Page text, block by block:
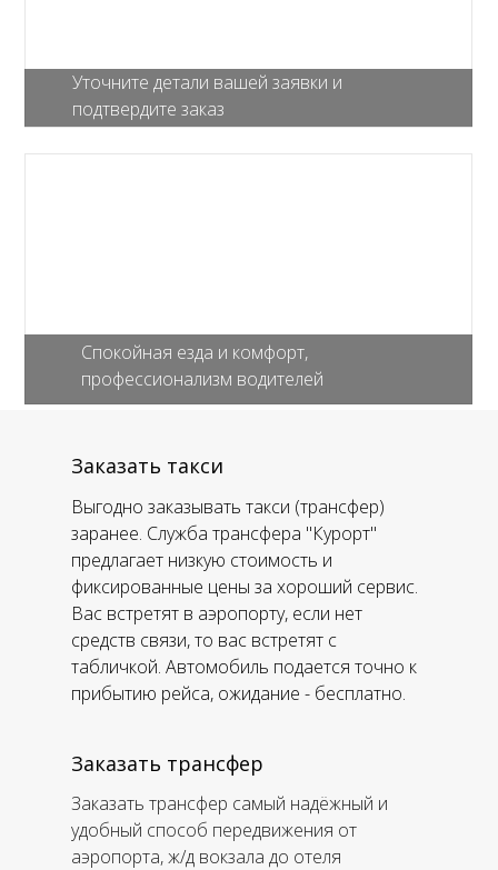
Уточните детали вашей заявки и
подтвердите заказ
Спокойная езда и комфорт,
профессионализм водителей
Заказать трансфер самый надёжный и
удобный способ передвижения от
аэропорта, ж/д вокзала до отеля
Заказать трансфер
Выгодно заказывать такси (трансфер)
заранее. Служба трансфера "Курорт"
предлагает низкую стоимость и
фиксированные цены за хороший сервис.
Вас встретят в аэропорту, если нет
средств связи, то вас встретят с
табличкой. Автомобиль подается точно к
прибытию рейса, ожидание - бесплатно.
Заказать такси